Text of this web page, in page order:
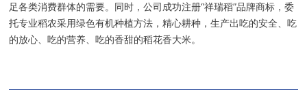
足各类消费群体的需要。同时，公司成功注册“祥瑞稻”品牌商标，委
托专业稻农采用绿色有机种植方法，精心耕种，生产出吃的安全、吃
的放心、吃的营养、吃的香甜的稻花香大米。